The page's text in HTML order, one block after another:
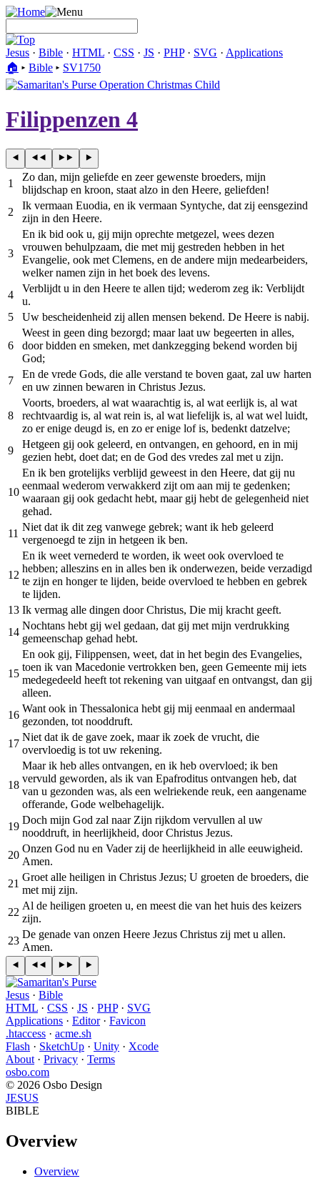
Jesus · Bible · HTML · CSS · JS · PHP· SVG · Applications
🏠︎ ▸ Bible ▸ SV1750
Filippenzen 4
1
Zo dan, mijn geliefde en zeer gewenste broeders, mijn
blijdschap en kroon, staat alzo in den Heere, geliefden!
2
Ik vermaan Euodia, en ik vermaan Syntyche, dat zij eensgezind
zijn in den Heere.
3
En ik bid ook u, gij mijn oprechte metgezel, wees dezen
vrouwen behulpzaam, die met mij gestreden hebben in het
Evangelie, ook met Clemens, en de andere mijn medearbeiders,
welker namen zijn in het boek des levens.
4
Verblijdt u in den Heere te allen tijd; wederom zeg ik: Verblijdt
u.
5
Uw bescheidenheid zij allen mensen bekend. De Heere is nabij.
6
Weest in geen ding bezorgd; maar laat uw begeerten in alles,
door bidden en smeken, met dankzegging bekend worden bij
God;
7
En de vrede Gods, die alle verstand te boven gaat, zal uw harten
en uw zinnen bewaren in Christus Jezus.
8
Voorts, broeders, al wat waarachtig is, al wat eerlijk is, al wat
rechtvaardig is, al wat rein is, al wat liefelijk is, al wat wel luidt,
zo er enige deugd is, en zo er enige lof is, bedenkt datzelve;
9
Hetgeen gij ook geleerd, en ontvangen, en gehoord, en in mij
gezien hebt, doet dat; en de God des vredes zal met u zijn.
10
En ik ben grotelijks verblijd geweest in den Heere, dat gij nu
eenmaal wederom verwakkerd zijt om aan mij te gedenken;
waaraan gij ook gedacht hebt, maar gij hebt de gelegenheid niet
gehad.
11
Niet dat ik dit zeg vanwege gebrek; want ik heb geleerd
vergenoegd te zijn in hetgeen ik ben.
12
En ik weet vernederd te worden, ik weet ook overvloed te
hebben; alleszins en in alles ben ik onderwezen, beide verzadigd
te zijn en honger te lijden, beide overvloed te hebben en gebrek
te lijden.
13 Ik vermag alle dingen door Christus, Die mij kracht geeft.
14
Nochtans hebt gij wel gedaan, dat gij met mijn verdrukking
gemeenschap gehad hebt.
15
En ook gij, Filippensen, weet, dat in het begin des Evangelies,
toen ik van Macedonie vertrokken ben, geen Gemeente mij iets
medegedeeld heeft tot rekening van uitgaaf en ontvangst, dan gij
alleen.
16
Want ook in Thessalonica hebt gij mij eenmaal en andermaal
gezonden, tot nooddruft.
17
Niet dat ik de gave zoek, maar ik zoek de vrucht, die
overvloedig is tot uw rekening.
18
Maar ik heb alles ontvangen, en ik heb overvloed; ik ben
vervuld geworden, als ik van Epafroditus ontvangen heb, dat
van u gezonden was, als een welriekende reuk, een aangename
offerande, Gode welbehagelijk.
19
Doch mijn God zal naar Zijn rijkdom vervullen al uw
nooddruft, in heerlijkheid, door Christus Jezus.
20
Onzen God nu en Vader zij de heerlijkheid in alle eeuwigheid.
Amen.
21
Groet alle heiligen in Christus Jezus; U groeten de broeders, die
met mij zijn.
22
Al de heiligen groeten u, en meest die van het huis des keizers
zijn.
23
De genade van onzen Heere Jezus Christus zij met u allen.
Amen.
Jesus · Bible
HTML · CSS · JS · PHP· SVG
Applications · Editor· Favicon
.htaccess · acme.sh
Flash · SketchUp · Unity · Xcode
About · Privacy · Terms
osbo.com
© 2026 Osbo Design
JESUS
BIBLE
Overview
Overview